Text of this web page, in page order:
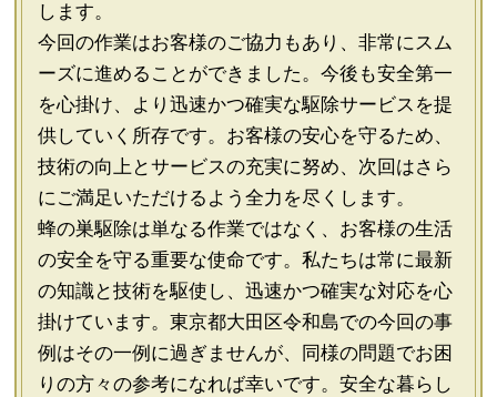
します。
今回の作業はお客様のご協力もあり、非常にスム
ーズに進めることができました。今後も安全第一
を心掛け、より迅速かつ確実な駆除サービスを提
供していく所存です。お客様の安心を守るため、
技術の向上とサービスの充実に努め、次回はさら
にご満足いただけるよう全力を尽くします。
蜂の巣駆除は単なる作業ではなく、お客様の生活
の安全を守る重要な使命です。私たちは常に最新
の知識と技術を駆使し、迅速かつ確実な対応を心
掛けています。東京都大田区令和島での今回の事
例はその一例に過ぎませんが、同様の問題でお困
りの方々の参考になれば幸いです。安全な暮らし